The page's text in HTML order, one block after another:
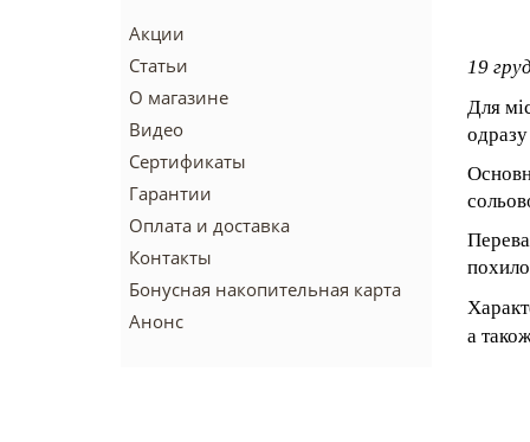
Акции
Статьи
О магазине
Видео
Сертификаты
Гарантии
Оплата и доставка
Контакты
Бонусная накопительная карта
Анонс
19
Для
а